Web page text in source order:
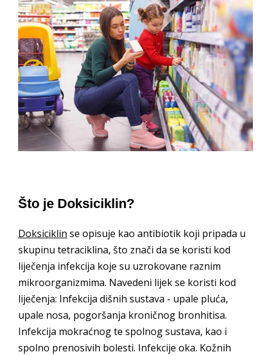
Što je Doksiciklin?
Doksiciklin se opisuje kao antibiotik koji pripada u
skupinu tetraciklina, što znači da se koristi kod
liječenja infekcija koje su uzrokovane raznim
mikroorganizmima. Navedeni lijek se koristi kod
liječenja: Infekcija dišnih sustava - upale pluća,
upale nosa, pogoršanja kroničnog bronhitisa.
Infekcija mokraćnog te spolnog sustava, kao i
spolno prenosivih bolesti. Infekcije oka. Kožnih